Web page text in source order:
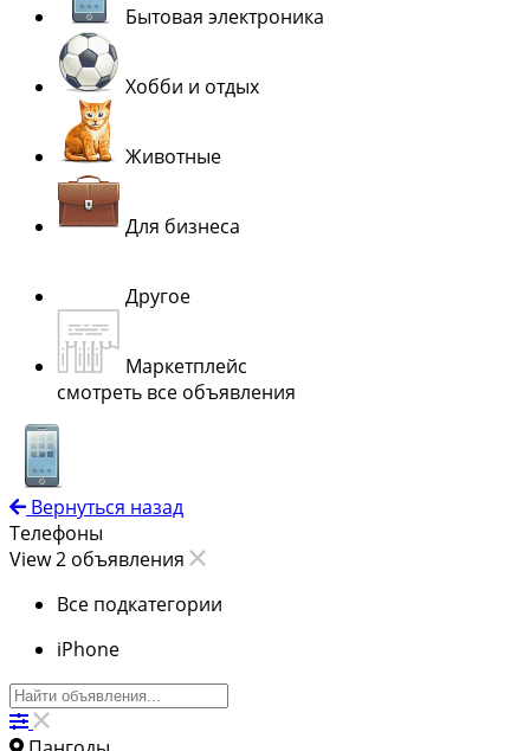
Бытовая электроника
Хобби и отдых
Животные
Для бизнеса
Другое
Маркетплейс
смотреть все объявления
Вернуться назад
Телефоны
View 2 объявления
Все подкатегории
iPhone